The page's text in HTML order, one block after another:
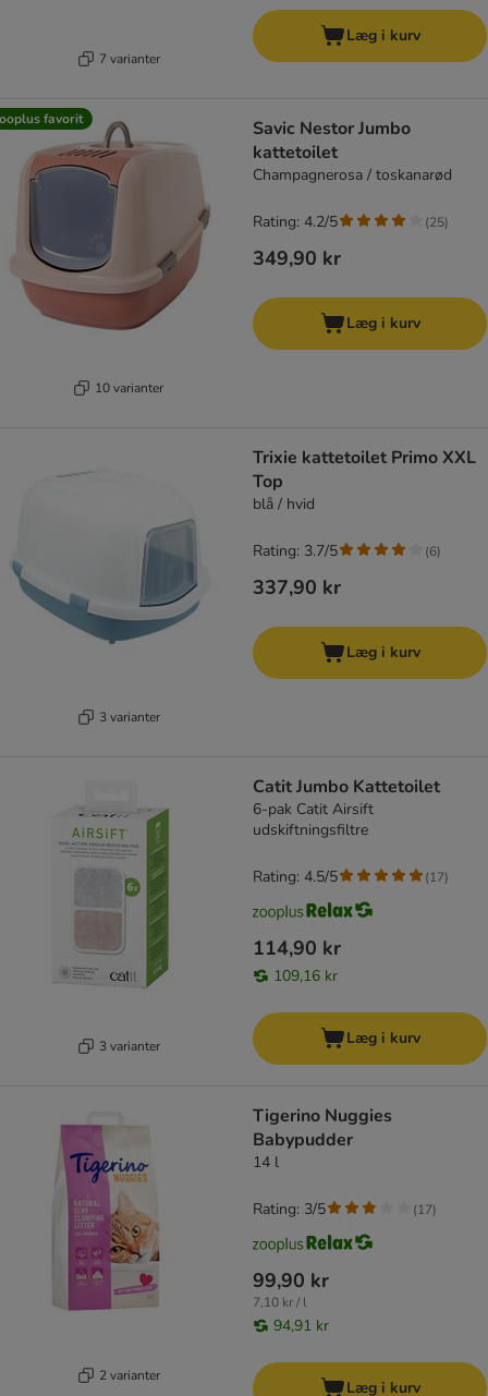
7 varianter
Læg i kurv
favorit
10 varianter
Savic Nestor Jumbo
kattetoilet
Champagnerosa / toskanarød
349,90 kr
Rating: 4.2/5 (25)
Læg i kurv
3 varianter
Trixie kattetoilet Primo XXL
Top
blå / hvid
337,90 kr
Rating: 3.7/5 (6)
Læg i kurv
3 varianter
Catit Jumbo Kattetoilet
6-pak Catit Airsift
udskiftningsfiltre
114,90 kr
109,16 kr
Rating: 4.5/5 (17)
Læg i kurv
2 varianter
Tigerino Nuggies
Babypudder
14 l
99,90 kr
7,10 kr / l
94,91 kr
Rating: 3/5 (17)
Læg i kurv